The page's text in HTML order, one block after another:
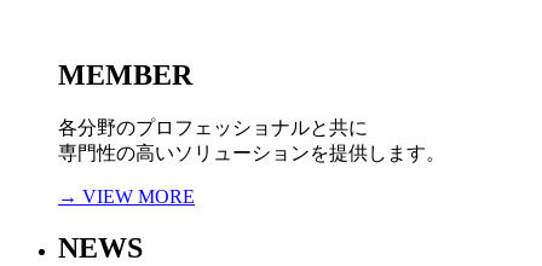
MEMBER
各分野のプロフェッショナルと共に
専門性の高いソリューションを提供します。
→ VIEW MORE
NEWS